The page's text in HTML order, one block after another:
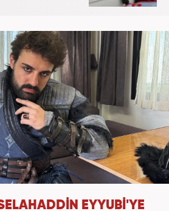
EYYUBİ'YE